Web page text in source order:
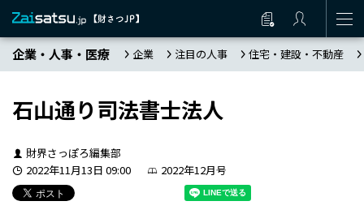
企業・人事・医療 企業 注目の人事 住宅・建設・不動産
石山通り司法書士法人
財界さっぽろ編集部
2022年11月13日 09:00
2022年12月号